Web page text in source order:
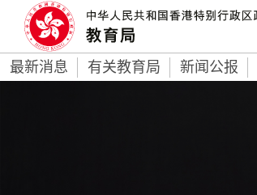
最新消息 有关教育局 新闻公报